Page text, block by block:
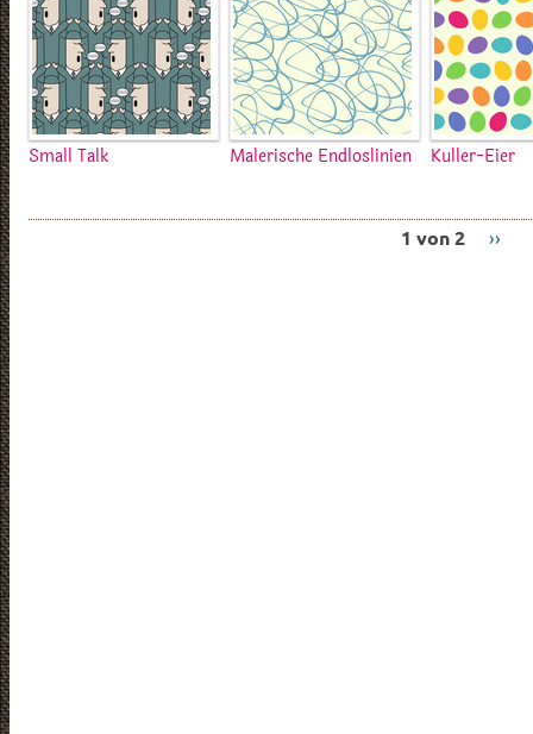
Small Talk Malerische Endloslinien Kuller-Eier
1 von 2 ››